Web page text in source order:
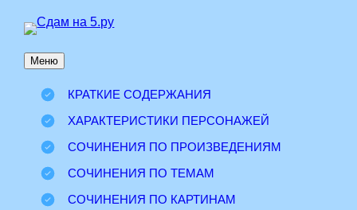
Перейти
содержимому
Меню
КРАТКИЕ СОДЕРЖАНИЯ
ХАРАКТЕРИСТИКИ ПЕРСОНАЖЕЙ
СОЧИНЕНИЯ ПО ПРОИЗВЕДЕНИЯМ
СОЧИНЕНИЯ ПО ТЕМАМ
СОЧИНЕНИЯ ПО КАРТИНАМ